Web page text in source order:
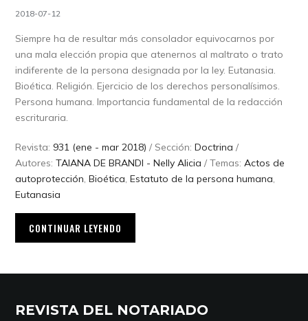
2018-07-12
Siempre ha de resultar más consolador equivocarnos por
una mala elección propia que atenernos al maltrato o trato
indiferente de la persona designada por la ley. Eutanasia.
Bioética. Religión. Ejercicio de los derechos personalísimos.
Persona humana. Importancia fundamental de la redacción
escrituraria.
Revista: 931 (ene - mar 2018) / Sección:Doctrina /
Autores:TAIANA DE BRANDI - Nelly Alicia / Temas:Actos de
autoprotección,Bioética,Estatuto de la persona humana,
Eutanasia
CONTINUAR LEYENDO
REVISTA DEL NOTARIADO